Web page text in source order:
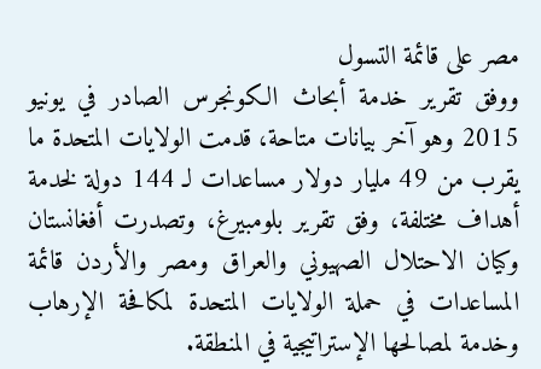
مصر على قائمة التسول
ووفق تقرير خدمة أبحاث الكونجرس الصادر في يونيو
2015 وهو آخر بيانات متاحة، قدمت الولايات المتحدة ما
يقرب من 49 مليار دولار مساعدات لـ 144 دولة لخدمة
أهداف مختلفة، وفق تقرير بلومبيرغ، وتصدرت أفغانستان
وكيان الاحتلال الصهيوني والعراق ومصر والأردن قائمة
المساعدات في حملة الولايات المتحدة لمكافحة الإرهاب
وخدمة لمصالحها الإستراتيجية في المنطقة.